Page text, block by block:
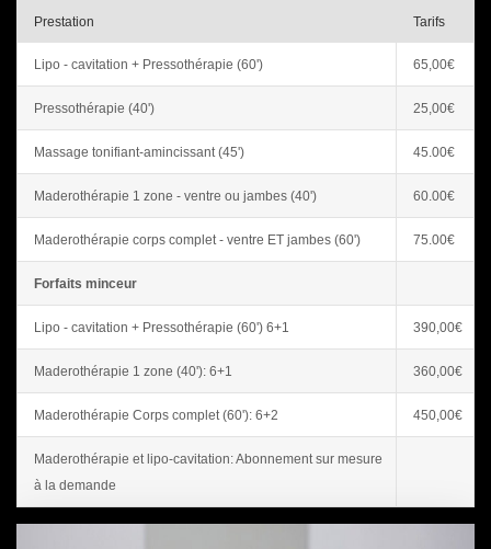
Prestation Tarifs
Lipo - cavitation + Pressothérapie (60') 65,00€
Pressothérapie (40') 25,00€
Massage tonifiant-amincissant (45') 45.00€
Maderothérapie 1 zone - ventre ou jambes (40') 60.00€
Maderothérapie corps complet - ventre ET jambes (60') 75.00€
Forfaits minceur
Lipo - cavitation + Pressothérapie (60') 6+1 390,00€
Maderothérapie 1 zone (40'): 6+1 360,00€
Maderothérapie Corps complet (60'): 6+2 450,00€
Maderothérapie et lipo-cavitation: Abonnement sur mesure
à la demande